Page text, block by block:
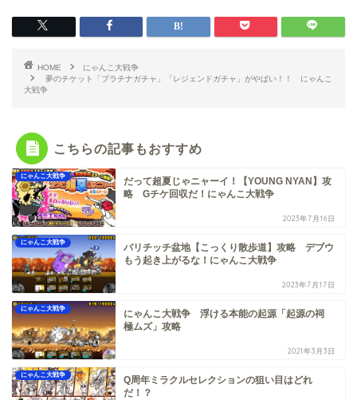
HOME
にゃんこ大戦争
夢のチケット「プラチナガチャ」「レジェンドガチャ」がやばい！！ にゃんこ
大戦争
こちらの記事もおすすめ
にゃんこ大戦争
だって超夏じゃニャーイ！【YOUNG NYAN】攻
略 Gチケ回収だ！にゃんこ大戦争
2023年7月16日
にゃんこ大戦争
バリチッチ盆地【こっくり散歩道】攻略 デブウ
もう起き上がるな！にゃんこ大戦争
2023年7月17日
にゃんこ大戦争
にゃんこ大戦争 浮ける本能の起源「起源の祠
極ムズ」攻略
2021年3月3日
にゃんこ大戦争
Q周年ミラクルセレクションの狙い目はどれ
だ！？